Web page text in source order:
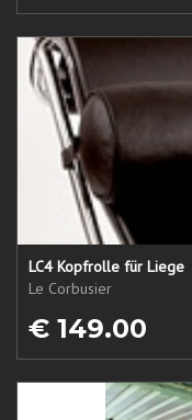
LC4 Kopfrolle für Liege
Le Corbusier
€ 149.00